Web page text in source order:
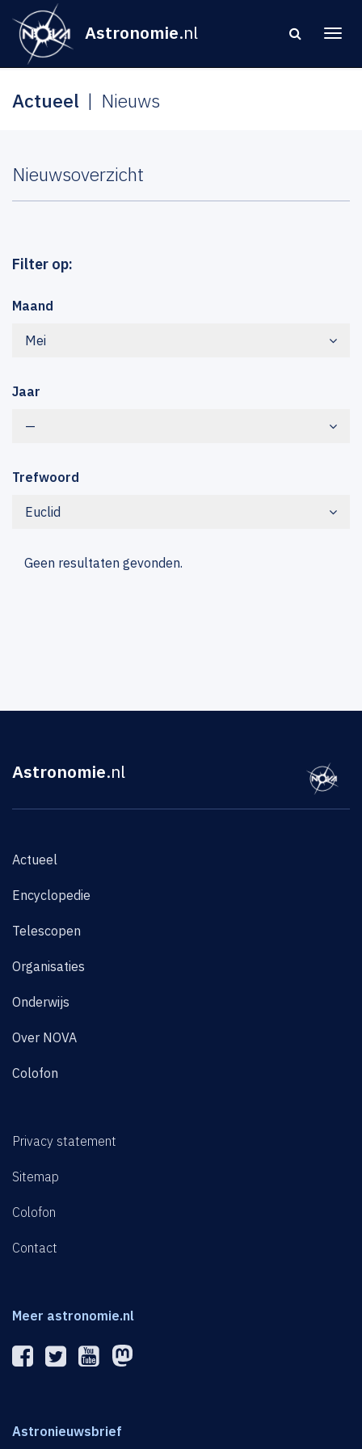
Astronomie.nl
Actueel Nieuws
Nieuwsoverzicht
Filter op:
Maand
Mei
Jaar
—
Trefwoord
Euclid
Geen resultaten gevonden.
Astronomie.nl
Actueel
Encyclopedie
Telescopen
Organisaties
Onderwijs
Over NOVA
Colofon
Privacy statement
Sitemap
Colofon
Contact
Meer astronomie.nl
Astronieuwsbrief